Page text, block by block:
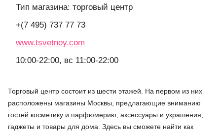
Тип магазина: торговый центр
+(7 495) 737 77 73
www.tsvetnoy.com
10:00-22:00, вс 11:00-22:00
Торговый центр состоит из шести этажей. На первом из них
расположены магазины Москвы, предлагающие вниманию
гостей косметику и парфюмерию, аксессуары и украшения,
гаджеты и товары для дома. Здесь вы сможете найти как